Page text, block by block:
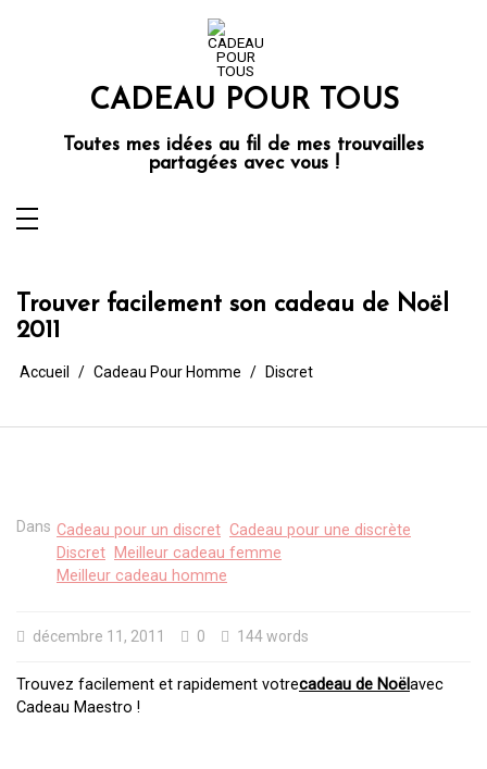
CADEAU POUR TOUS
Toutes mes idées au fil de mes trouvailles
partagées avec vous !
Trouver facilement son cadeau de Noël
2011
Accueil Cadeau Pour Homme Discret
Dans Cadeau pour un discret Cadeau pour une discrète
Discret Meilleur cadeau femme
Meilleur cadeau homme
décembre 11, 2011 0 144 words
Trouvez facilement et rapidement votrecadeau de Noëlavec
Cadeau Maestro !